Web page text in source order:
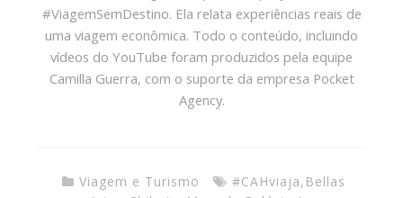
#ViagemSemDestino. Ela relata experiências reais de
uma viagem econômica. Todo o conteúdo, incluindo
vídeos do YouTube foram produzidos pela equipe
Camilla Guerra, com o suporte da empresa Pocket
Agency.
Viagem e Turismo #CAHviaja, Bellas